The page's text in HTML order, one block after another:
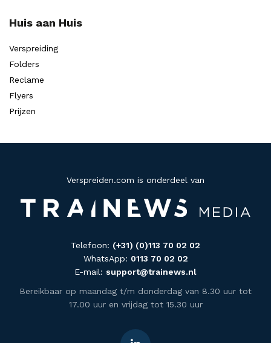
Huis aan Huis
Verspreiding
Folders
Reclame
Flyers
Prijzen
Verspreiden.com is onderdeel van
Telefoon: (+31) (0)113 70 02 02
WhatsApp: 0113 70 02 02
E-mail: support@trainews.nl
Bereikbaar op maandag t/m donderdag van 8.30 uur tot
17.00 uur en vrijdag tot 15.30 uur